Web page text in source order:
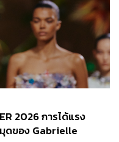
2026 การได้แรง
ดของ Gabrielle